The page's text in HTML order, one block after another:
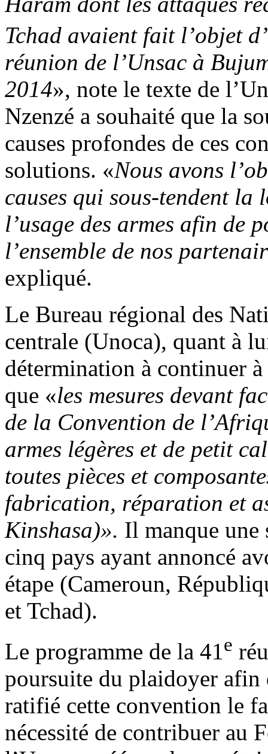
Tchad avaient fait l’objet
réunion de l’Unsac à
2014», note le texte de
Nzenzé a souhaité que la
causes profondes de ces
solutions. «Nous avons
causes qui sous-tendent
l’usage des armes afin de
l’ensemble de nos
expliqué.
Le Bureau régional des
centrale (Unoca), quant à
détermination à continuer
que «les mesures devant
de la Convention de
armes légères et de petit
toutes pièces et
fabrication, réparation et
Kinshasa)». Il manque
cinq pays ayant annoncé
étape (Cameroun,
et Tchad).
Le programme de la 41e
poursuite du plaidoyer afin
ratifié cette convention le
nécessité de contribuer au